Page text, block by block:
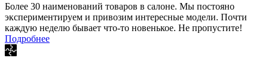
Более 30 наименований товаров в салоне. Мы постояно
экспериментируем и привозим интересные модели. Почти
каждую неделю бывает что-то новенькое. Не пропустите!
Подробнее